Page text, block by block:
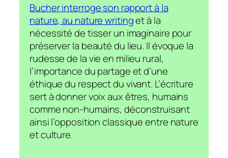
Bucher interroge son rapport à la
nature, au nature writinget à la
nécessité de tisser un imaginaire pour
préserver la beauté du lieu. Il évoque la
rudesse de la vie en milieu rural,
l’importance du partage et d’une
éthique du respect du vivant. L’écriture
sert à donner voix aux êtres, humains
comme non-humains, déconstruisant
ainsi l’opposition classique entre nature
et culture.